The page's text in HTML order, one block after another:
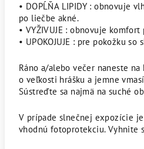
• DOPĹŇA LIPIDY : obnovuje
po liečbe akné.
• VYŽIVUJE : obnovuje komfort
• UPOKOJUJE : pre pokožku
Ráno a/alebo večer naneste
o veľkosti hrášku a jemne
Sústreďte sa najmä na suché
V prípade slnečnej expozície
vhodnú fotoprotekciu. Vyhnite